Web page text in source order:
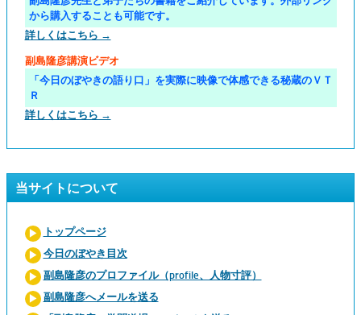
から購入することも可能です。
詳しくはこちら →
副島隆彦講演ビデオ
「今日のぼやきの語り口」を実際に映像で体感できる秘蔵のＶＴ
Ｒ
詳しくはこちら →
当サイトについて
トップページ
今日のぼやき目次
副島隆彦のプロファイル（profile、人物寸評）
副島隆彦へメールを送る